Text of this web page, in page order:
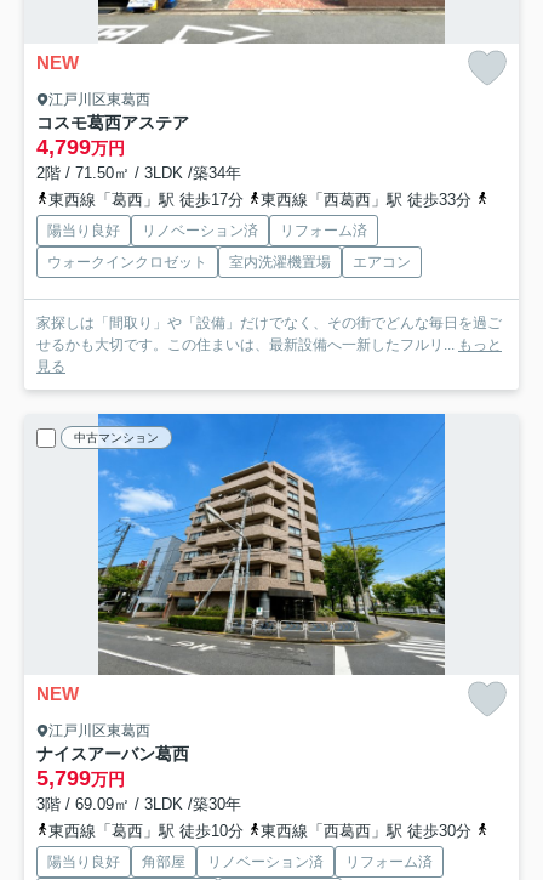
NEW
江戸川区東葛西
コスモ葛西アステア
4,799万円
2階 / 71.50㎡ / 3LDK /築34年
東西線「葛西」駅 徒歩17分
東西線「西葛西」駅 徒歩33分
陽当り良好 リノベーション済
リフォーム済
ウォークインクロゼット
室内洗濯機置場 エアコン
家探しは「間取り」や「設備」だけでなく、その街でどんな毎日を過ご
せるかも大切です。この住まいは、最新設備へ一新したフルリ... もっと
見る
中古マンション
NEW
江戸川区東葛西
ナイスアーバン葛西
5,799万円
3階 / 69.09㎡ / 3LDK /築30年
東西線「葛西」駅 徒歩10分
東西線「西葛西」駅 徒歩30分
陽当り良好 角部屋 リノベーション済
リフォーム済